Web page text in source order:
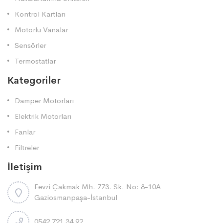
Kontrol Kartları
Motorlu Vanalar
Sensörler
Termostatlar
Kategoriler
Damper Motorları
Elektrik Motorları
Fanlar
Filtreler
İletişim
Fevzi Çakmak Mh. 773. Sk. No: 8-10A
Gaziosmanpaşa-İstanbul